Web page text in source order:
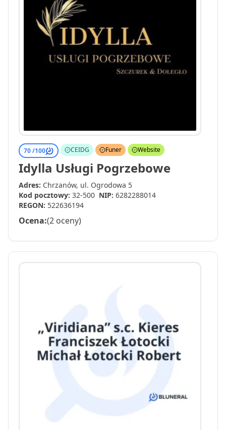
70 /100 CEIDG Funer Website
Idylla Usługi Pogrzebowe
Adres: Chrzanów, ul. Ogrodowa 5
Kod pocztowy: 32-500 NIP: 6282288014
REGON: 522636194
Ocena:(2 oceny)